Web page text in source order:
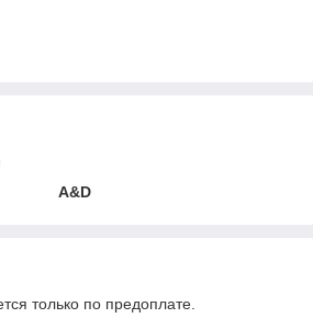
A&D
только по предоплате.